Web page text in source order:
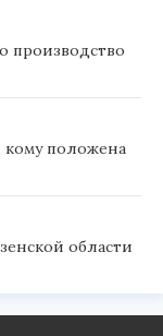
производство
положена
области